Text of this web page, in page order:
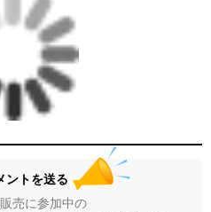
ントを送る
売に参加中の